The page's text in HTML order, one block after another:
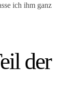
ich ihm ganz
der